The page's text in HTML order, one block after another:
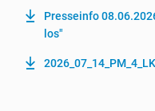
Presseinfo
los"